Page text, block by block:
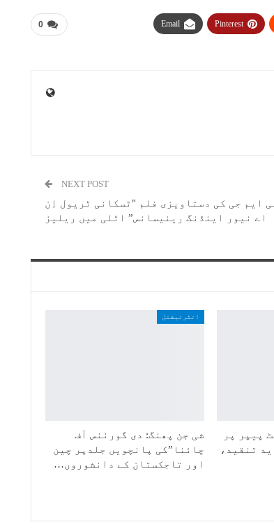
0 Pinterest
Email
NEXT POST
ایم جی کی دستاویزی فلم "ٹسکانی ٹریول اِن
اے نیور اینڈنگ رینیسانس” اٹلی میں ریلیز
پیپر پر
تنقید،
انٹرنیشنل
شی جن پھنگ: دی گورننس آف
چائنا”کی پانچویں جلدپر چین
اور تاجکستان کے دانشوروں…